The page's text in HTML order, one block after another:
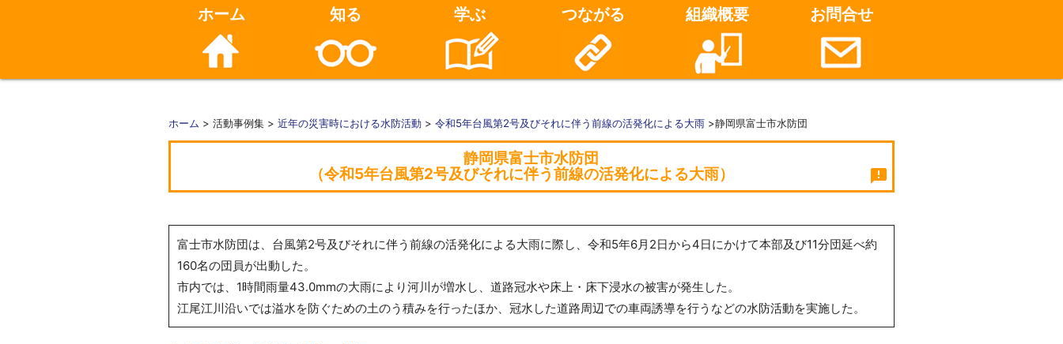
ホーム 知る 学ぶ つながる 組織概要 お問合せ
ホーム > 活動事例集 > 近年の災害時における水防活動> 令和5年台風第2号及びそれに伴う前線の活発化による大雨>静岡県富士市水防団
静岡県富士市水防団
（令和5年台風第2号及びそれに伴う前線の活発化による大雨）
announcement
富士市水防団は、台風第2号及びそれに伴う前線の活発化による大雨に際し、令和5年6月2日から4日にかけて本部及び11分団延べ約
160名の団員が出動した。
市内では、1時間雨量43.0mmの大雨により河川が増水し、道路冠水や床上・床下浸水の被害が発生した。
江尾江川沿いでは溢水を防ぐための土のう積みを行ったほか、冠水した道路周辺での車両誘導を行うなどの水防活動を実施した。